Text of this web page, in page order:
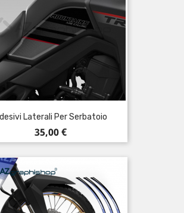
Laterali Per Serbatoio
Prezzo
35,00 €